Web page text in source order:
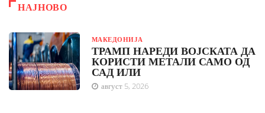
НАЈНОВО
МАКЕДОНИЈА
ТРАМП НАРЕДИ ВОЈСКАТА ДА
КОРИСТИ МЕТАЛИ САМО ОД
САД ИЛИ
август 5, 2026